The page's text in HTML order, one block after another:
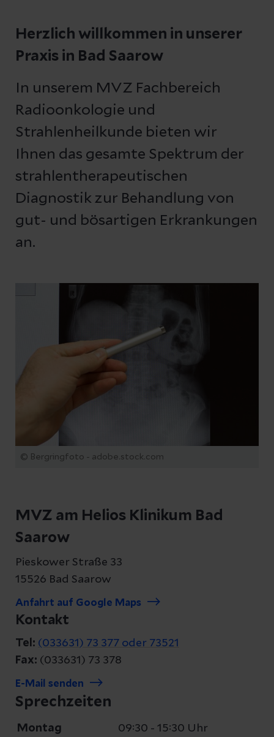
Herzlich willkommen in unserer
Praxis in Bad Saarow
In unserem MVZ Fachbereich
Radioonkologie und
Strahlenheilkunde bieten wir
Ihnen das gesamte Spektrum der
strahlentherapeutischen
Diagnostik zur Behandlung von
gut- und bösartigen Erkrankungen
an.
© Bergringfoto - adobe.stock.com
MVZ am Helios Klinikum Bad
Saarow
Pieskower Straße 33
15526 Bad Saarow
Anfahrt auf Google Maps
Kontakt
Tel: (033631) 73 377 oder 73521
Fax: (033631) 73 378
E-Mail senden
Sprechzeiten
Montag 09:30 - 15:30 Uhr